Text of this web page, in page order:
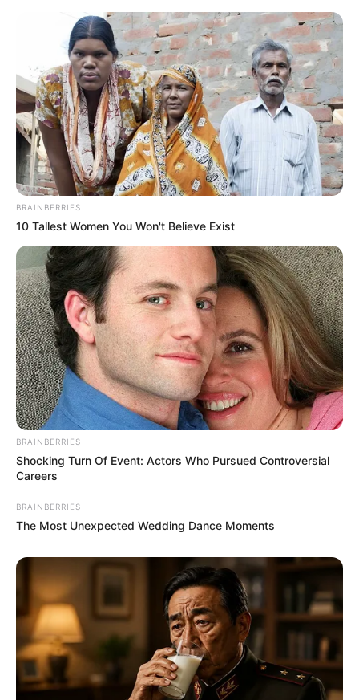
BRAINBERRIES
10 Tallest Women You Won't Believe Exist
BRAINBERRIES
Shocking Turn Of Event: Actors Who Pursued Controversial
Careers
BRAINBERRIES
The Most Unexpected Wedding Dance Moments